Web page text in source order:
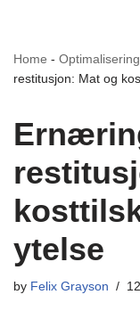
Home -
restitusjon: Mat og
ytelse
by Felix Grayson